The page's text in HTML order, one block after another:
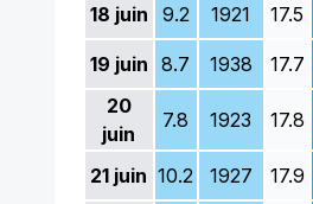
18 juin 9.2 1921 17.5
19 juin 8.7 1938 17.7
20
juin
7.8 1923 17.8
21 juin 10.2 1927 17.9